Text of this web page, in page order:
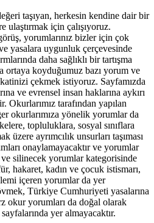
taşıyan, herkesin kendine dair bir
ulaştırmak için çalışıyoruz.
yorumlarınız bizler için çok
yasalara uygunluk çerçevesinde
daha sağlıklı bir tartışma
ortaya koyduğumuz bazı yorum ve
çekmek istiyoruz. Sayfamızda
ve evrensel insan haklarına aykırı
tarafından yapılan
okurlarımıza yönelik yorumlar da
topluluklara, sosyal sınıflara
üzere ayrımcılık unsurları taşıması
onaylamayacaktır ve yorumlar
silinecek yorumlar kategorisinde
hakaret, kadın ve çocuk istismarı,
içeren yorumlar da yer
Türkiye Cumhuriyeti yasalarına
okur yorumları da doğal olarak
yer almayacaktır.